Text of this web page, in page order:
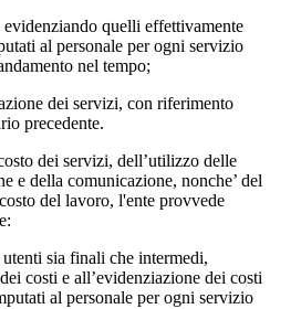
quelli effettivamente
al personale per ogni servizio
nel tempo;
dei servizi, con riferimento
precedente.
dei servizi, dell’utilizzo delle
e della comunicazione, nonche’ del
del lavoro, l'ente provvede
sia finali che intermedi,
costi e all’evidenziazione dei costi
al personale per ogni servizio